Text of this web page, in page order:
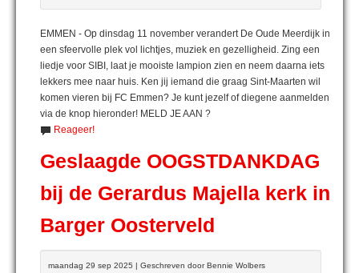
EMMEN - Op dinsdag 11 november verandert De Oude Meerdijk in
een sfeervolle plek vol lichtjes, muziek en gezelligheid. Zing een
liedje voor SIBI, laat je mooiste lampion zien en neem daarna iets
lekkers mee naar huis. Ken jij iemand die graag Sint-Maarten wil
komen vieren bij FC Emmen? Je kunt jezelf of diegene aanmelden
via de knop hieronder! MELD JE AAN ?
Reageer!
Geslaagde OOGSTDANKDAG
bij de Gerardus Majella kerk in
Barger Oosterveld
maandag 29 sep 2025 | Geschreven door Bennie Wolbers